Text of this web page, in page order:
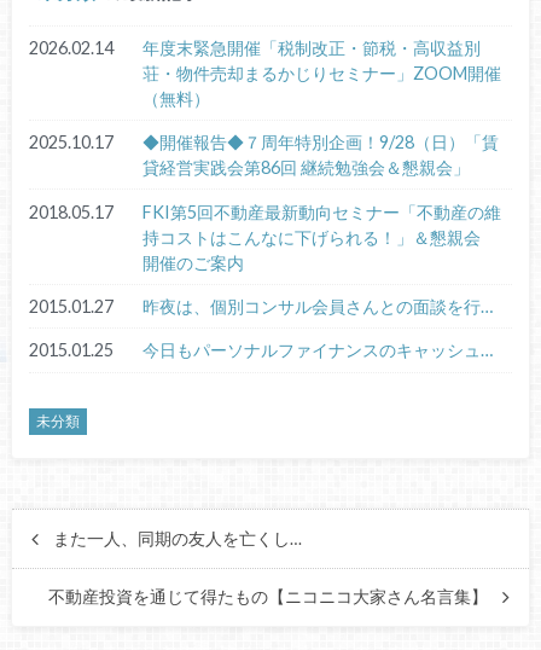
2026.02.14
年度末緊急開催「税制改正・節税・高収益別
荘・物件売却まるかじりセミナー」ZOOM開催
（無料）
2025.10.17
◆開催報告◆７周年特別企画！9/28（日）「賃
貸経営実践会第86回 継続勉強会＆懇親会」
2018.05.17
FKI第5回不動産最新動向セミナー「不動産の維
持コストはこんなに下げられる！」＆懇親会
開催のご案内
2015.01.27 昨夜は、個別コンサル会員さんとの面談を行…
2015.01.25 今日もパーソナルファイナンスのキャッシュ…
未分類
また一人、同期の友人を亡くし…
不動産投資を通じて得たもの【ニコニコ大家さん名言集】